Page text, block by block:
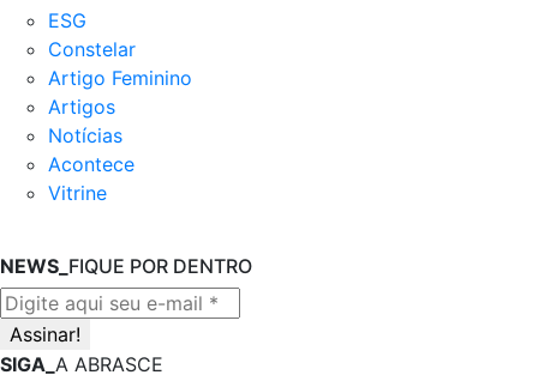
ESG
Constelar
Artigo Feminino
Artigos
Notícias
Acontece
Vitrine
NEWS_ FIQUE POR DENTRO
SIGA_ A ABRASCE